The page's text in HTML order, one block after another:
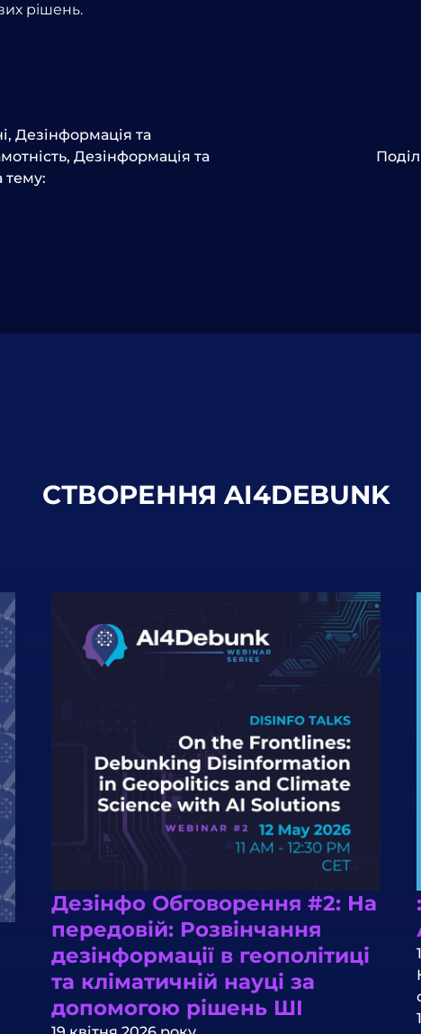
рішень.
, Дезінформація та
, Дезінформація та
тему:
СТВОРЕННЯ AI4DEBUNK
Дезінфо Обговорення #2: На
передовій: Розвінчання
дезінформації в геополітиці
та кліматичній науці за
допомогою рішень ШІ